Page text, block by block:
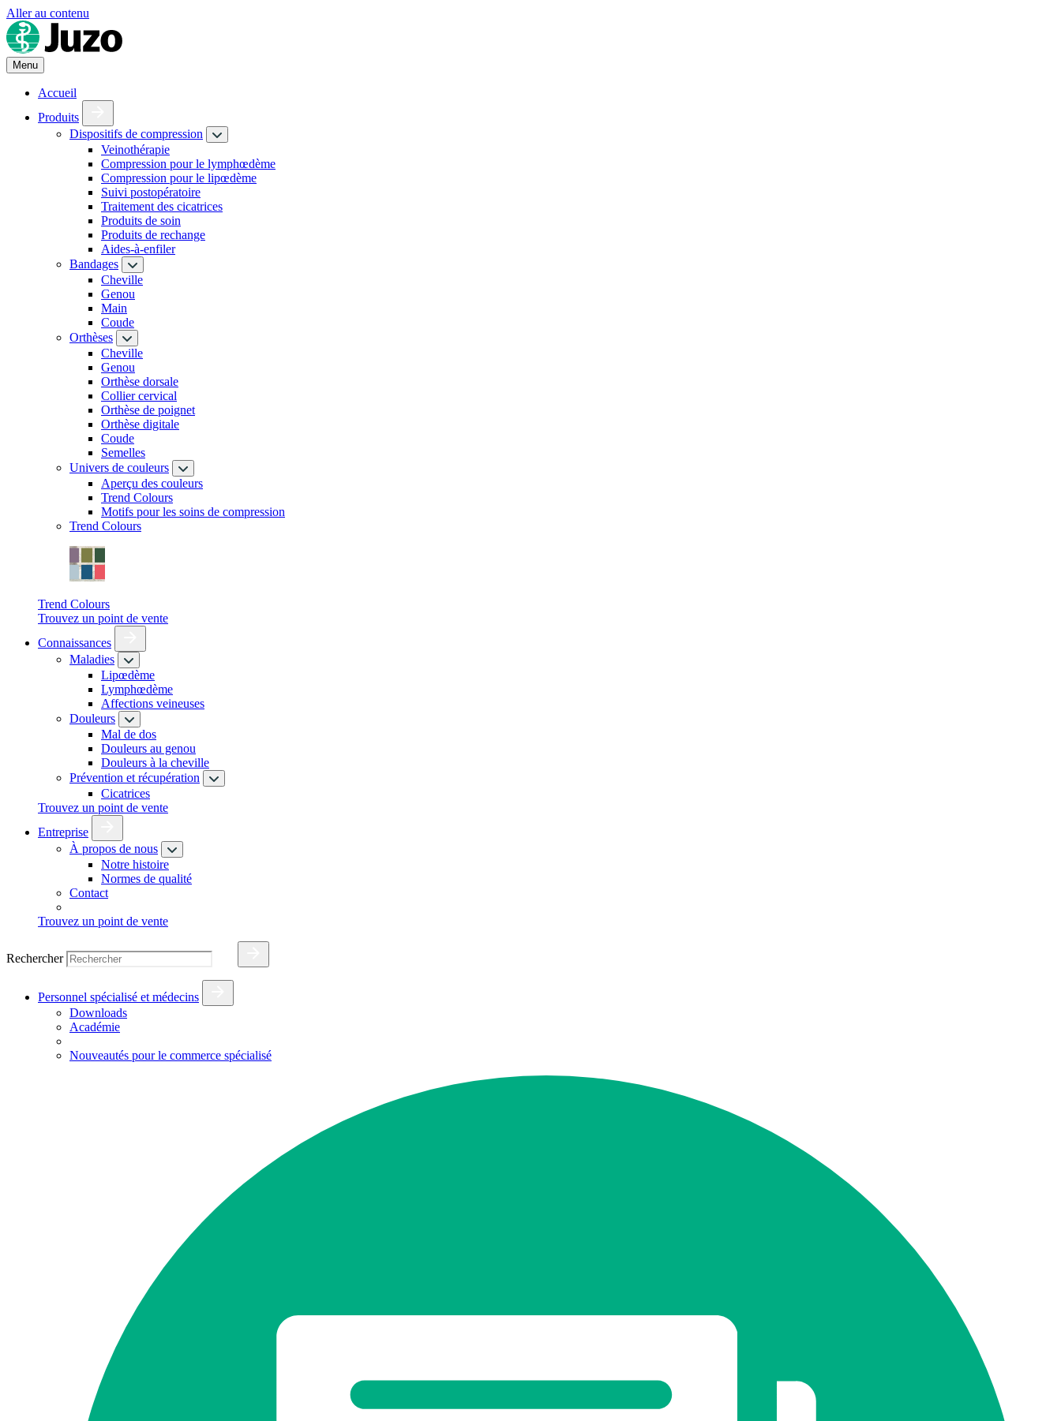
Aller au contenu
Menu
Accueil
Produits
Dispositifs de compression
Veinothérapie
Compression pour le lymphœdème
Compression pour le lipœdème
Suivi postopératoire
Traitement des cicatrices
Produits de soin
Produits de rechange
Aides-à-enfiler
Bandages
Cheville
Genou
Main
Coude
Orthèses
Cheville
Genou
Orthèse dorsale
Collier cervical
Orthèse de poignet
Orthèse digitale
Coude
Semelles
Univers de couleurs
Aperçu des couleurs
Trend Colours
Motifs pour les soins de compression
Trend Colours
Trend Colours
Trouvez un point de vente
Connaissances
Maladies
Lipœdème
Lymphœdème
Affections veineuses
Douleurs
Mal de dos
Douleurs au genou
Douleurs à la cheville
Prévention et récupération
Cicatrices
Trouvez un point de vente
Entreprise
À propos de nous
Notre histoire
Normes de qualité
Contact
Trouvez un point de vente
Rechercher
Personnel spécialisé et médecins
Downloads
Académie
Nouveautés pour le commerce spécialisé